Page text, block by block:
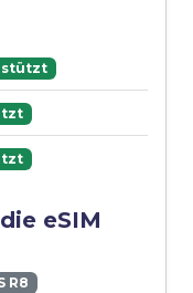
eSIM
R8